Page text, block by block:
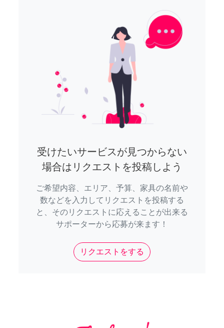
受けたいサービスが見つからない
場合はリクエストを投稿しよう
ご希望内容、エリア、予算、家具の名前や
数などを入力してリクエストを投稿する
と、そのリクエストに応えることが出来る
サポーターから応募が来ます！
リクエストをする